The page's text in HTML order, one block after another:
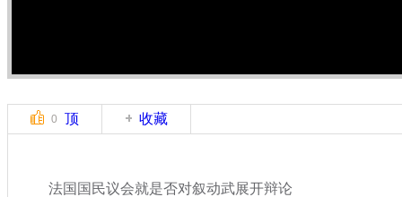
0 顶 收藏
法国国民议会就是否对叙动武展开辩论